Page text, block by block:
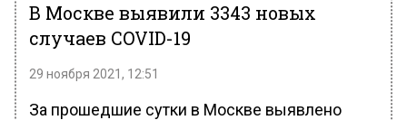
В Москве выявили 3343 новых
случаев COVID-19
29 ноября 2021, 12:51
За прошедшие сутки в Москве выявлено